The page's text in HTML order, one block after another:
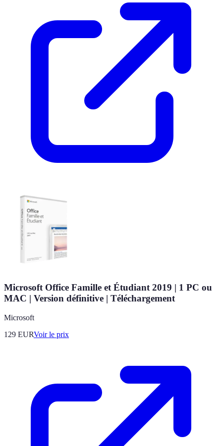
Microsoft Office Famille et Étudiant 2019 | 1 PC ou
MAC | Version définitive | Téléchargement
Microsoft
129 EURVoir le prix